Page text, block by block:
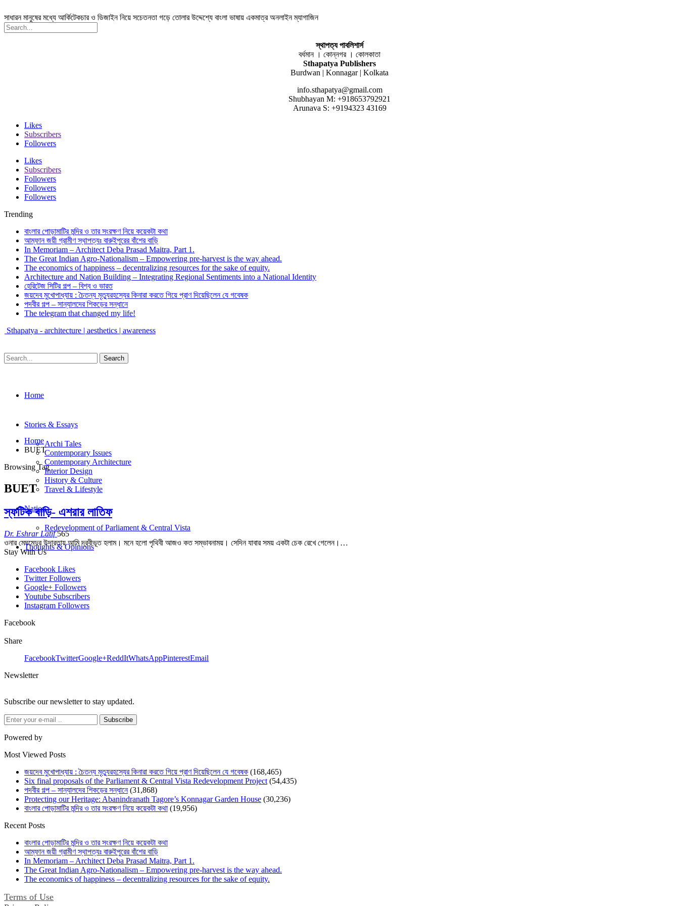
সাধারন মানুষের মধ্যে আর্কিটেকচার ও ডিজাইন নিয়ে সচেতনতা গড়ে তোলার উদ্দেশ্যে বাংলা ভাষায় একমাত্র অনলাইন ম্যাগাজিন
স্থাপত্য পাবলিশার্স
বর্ধমান । কোন্নগর । কোলকাতা
Sthapatya Publishers
Burdwan | Konnagar | Kolkata
info.sthapatya@gmail.com
Shubhayan M: +918653792921
Arunava S: +9194323 43169
Likes
Subscribers
Followers
Likes
Subscribers
Followers
Followers
Followers
Trending
বাংলার পোড়ামাটির মন্দির ও তার সংরক্ষণ নিয়ে কয়েকটা কথা
আম্ফান জয়ী গ্রামীণ স্থাপত্যঃ বারুইপুরের বাঁশের বাড়ি
In Memoriam – Architect Deba Prasad Maitra, Part 1.
The Great Indian Agro-Nationalism – Empowering pre-harvest is the way ahead.
The economics of happiness – decentralizing resources for the sake of equity.
Architecture and Nation Building – Integrating Regional Sentiments into a National Identity
হেরিটেজ সিটির গল্প – বিশ্ব ও ভারত
জয়দেব মুখোপাধ্যায় : চৈতন্য মৃত্যুরহস্যের কিনারা করতে গিয়ে প্রাণ দিয়েছিলেন যে গবেষক
পদবীর গল্প – সান্যালদের শিকড়ের সন্ধানে
The telegram that changed my life!
Sthapatya - architecture | aesthetics | awareness
Home
Stories & Essays
Archi Tales
Contemporary Issues
Contemporary Architecture
Interior Design
History & Culture
Travel & Lifestyle
Nation
Redevelopment of Parliament & Central Vista
Thoughts & Opinions
Home
BUET
Browsing Tag
BUET
স্ফটিক বাড়ি- এশরার লাতিফ
Dr. Eshrar Latif565
ওনার মেঘমেদুর উদারতায় আমি দ্রবীভূত হলাম। মনে হলো পৃথিবী আজও কত সম্ভাবনাময়। সেদিন যাবার সময় একটা চেক রেখে গেলেন।…
Stay With Us
Facebook Likes
Twitter Followers
Google+ Followers
Youtube Subscribers
Instagram Followers
Facebook
Share
FacebookTwitterGoogle+ReddItWhatsAppPinterestEmail
Newsletter
Subscribe our newsletter to stay updated.
Subscribe
Powered by
Most Viewed Posts
জয়দেব মুখোপাধ্যায় : চৈতন্য মৃত্যুরহস্যের কিনারা করতে গিয়ে প্রাণ দিয়েছিলেন যে গবেষক (168,465)
Six final proposals of the Parliament & Central Vista Redevelopment Project (54,435)
পদবীর গল্প – সান্যালদের শিকড়ের সন্ধানে (31,868)
Protecting our Heritage: Abanindranath Tagore’s Konnagar Garden House (30,236)
বাংলার পোড়ামাটির মন্দির ও তার সংরক্ষণ নিয়ে কয়েকটা কথা (19,956)
Recent Posts
বাংলার পোড়ামাটির মন্দির ও তার সংরক্ষণ নিয়ে কয়েকটা কথা
আম্ফান জয়ী গ্রামীণ স্থাপত্যঃ বারুইপুরের বাঁশের বাড়ি
In Memoriam – Architect Deba Prasad Maitra, Part 1.
The Great Indian Agro-Nationalism – Empowering pre-harvest is the way ahead.
The economics of happiness – decentralizing resources for the sake of equity.
Terms of Use